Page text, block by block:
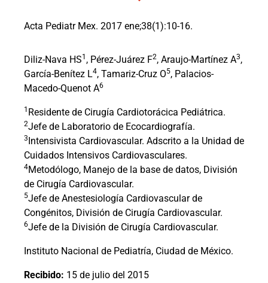
Acta Pediatr Mex. 2017 ene;38(1):10-16.
Diliz-Nava HS1 , Pérez-Juárez F2, Araujo-Martínez A3,
García-Benítez L4, Tamariz-Cruz O5, Palacios-
Macedo-Quenot A6
1 Residente de Cirugía Cardiotorácica Pediátrica.
2Jefe de Laboratorio de Ecocardiografía.
3 Intensivista Cardiovascular. Adscrito a la Unidad de
Cuidados Intensivos Cardiovasculares.
4Metodólogo, Manejo de la base de datos, División
de Cirugía Cardiovascular.
5Jefe de Anestesiología Cardiovascular de
Congénitos, División de Cirugía Cardiovascular.
6Jefe de la División de Cirugía Cardiovascular.
Instituto Nacional de Pediatría, Ciudad de México.
Recibido: 15 de julio del 2015